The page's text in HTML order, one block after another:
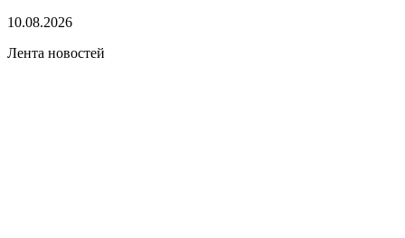
10.08.2026
Лента новостей